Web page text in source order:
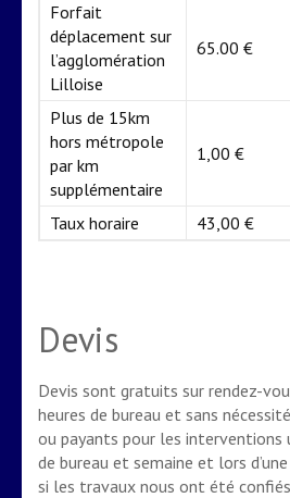
Forfait
déplacement sur
l’agglomération
Lilloise
65.00 €
Plus de 15km
hors métropole
par km
supplémentaire
1,00 €
Taux horaire 43,00 €
Devis
Devis sont gratuits sur rendez-
heures de bureau et sans
ou payants pour les interventions
de bureau et semaine et lors
si les travaux nous ont été